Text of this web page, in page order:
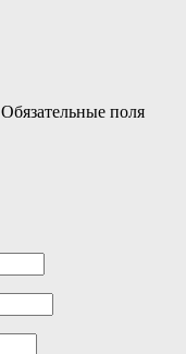
Обязательные поля